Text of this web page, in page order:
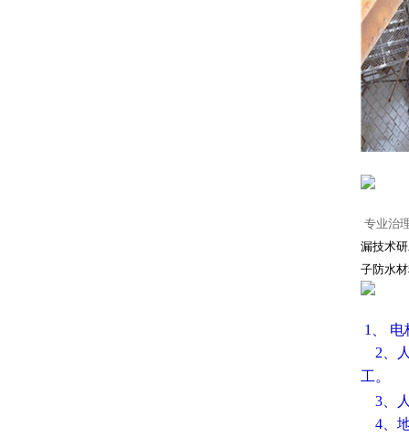
专业治
漏技术
子防水
1、
2、
工。
3、
4、